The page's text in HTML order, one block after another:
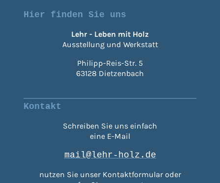
Hier finden Sie uns
Lehr - Leben mit Holz
Ausstellung und Werkstatt
Philipp-Reis-Str. 5
63128 Dietzenbach
Kontakt
Schreiben Sie uns einfach
eine E-Mail
mail@lehr-holz.de
nutzen Sie unser Kontaktformular oder